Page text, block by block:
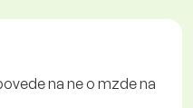
na ne o mzde na